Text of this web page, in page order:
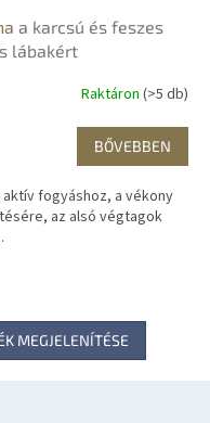
a karcsú és feszes
lábakért
Raktáron (>5 db)
BŐVEBBEN
fogyáshoz, a vékony
az alsó végtagok
MEGJELENÍTÉSE